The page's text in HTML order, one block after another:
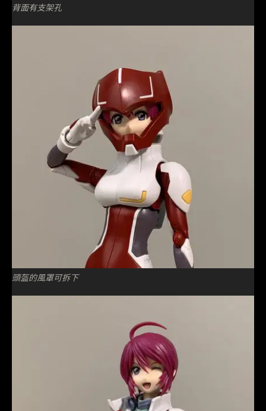
背面有支架孔
頭盔的風罩可拆下